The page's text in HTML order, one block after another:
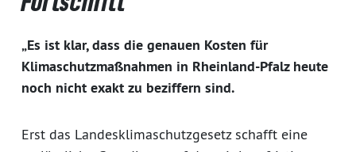
„Es ist klar, dass die genauen Kosten für
Klimaschutzmaßnahmen in Rheinland-Pfalz heute
noch nicht exakt zu beziffern sind.
Erst das Landesklimaschutzgesetz schafft eine